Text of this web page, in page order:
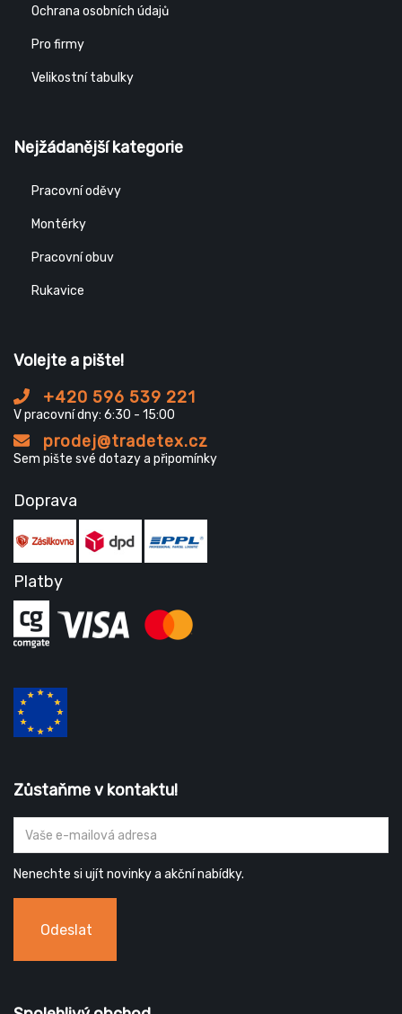
Ochrana osobních údajů
Pro firmy
Velikostní tabulky
Nejžádanější kategorie
Pracovní oděvy
Montérky
Pracovní obuv
Rukavice
Volejte a pište!
+420 596 539 221
V pracovní dny: 6:30 - 15:00
prodej@tradetex.cz
Sem pište své dotazy a připomínky
Doprava
Platby
Zůstaňme v kontaktu!
Nenechte si ujít novinky a akční nabídky.
Odeslat